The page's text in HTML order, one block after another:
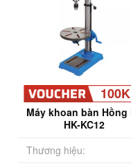
100K
Máy khoan bàn Hồng
HK-KC12
Thương hiệu: